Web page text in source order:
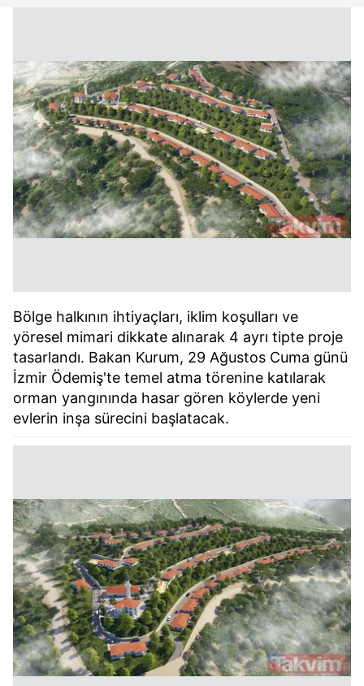
Bölge halkının ihtiyaçları, iklim koşulları ve
yöresel mimari dikkate alınarak 4 ayrı tipte proje
tasarlandı. Bakan Kurum, 29 Ağustos Cuma günü
İzmir Ödemiş'te temel atma törenine katılarak
orman yangınında hasar gören köylerde yeni
evlerin inşa sürecini başlatacak.